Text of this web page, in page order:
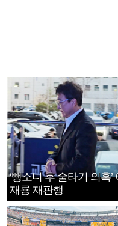
‘뺑소니 후 술타기 의혹’
재룡 재판행